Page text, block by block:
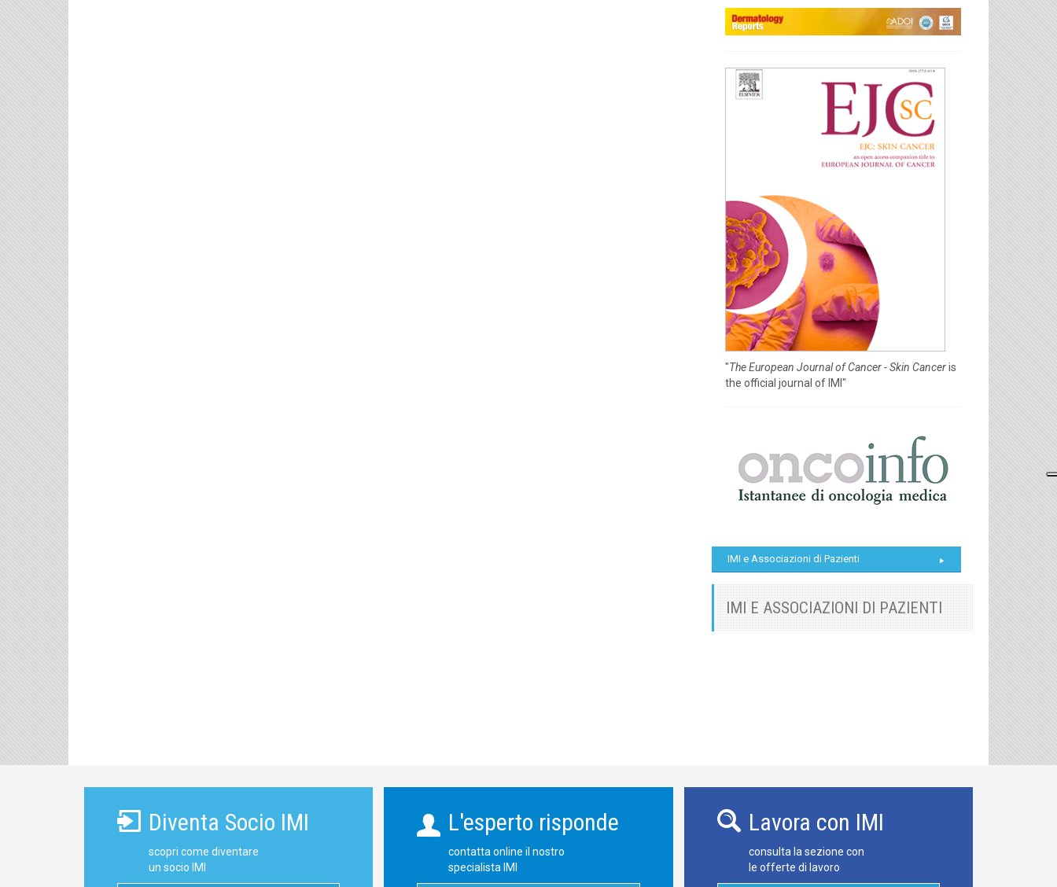
"The European Journal of Cancer - Skin Canceris
the official journal of IMI"
IMI e Associazioni di Pazienti
IMI E ASSOCIAZIONI DI PAZIENTI
Diventa Socio IMI
scopri come diventare
un socio IMI
L'esperto risponde
contatta online il nostro
specialista IMI
Lavora con IMI
consulta la sezione con
le offerte di lavoro